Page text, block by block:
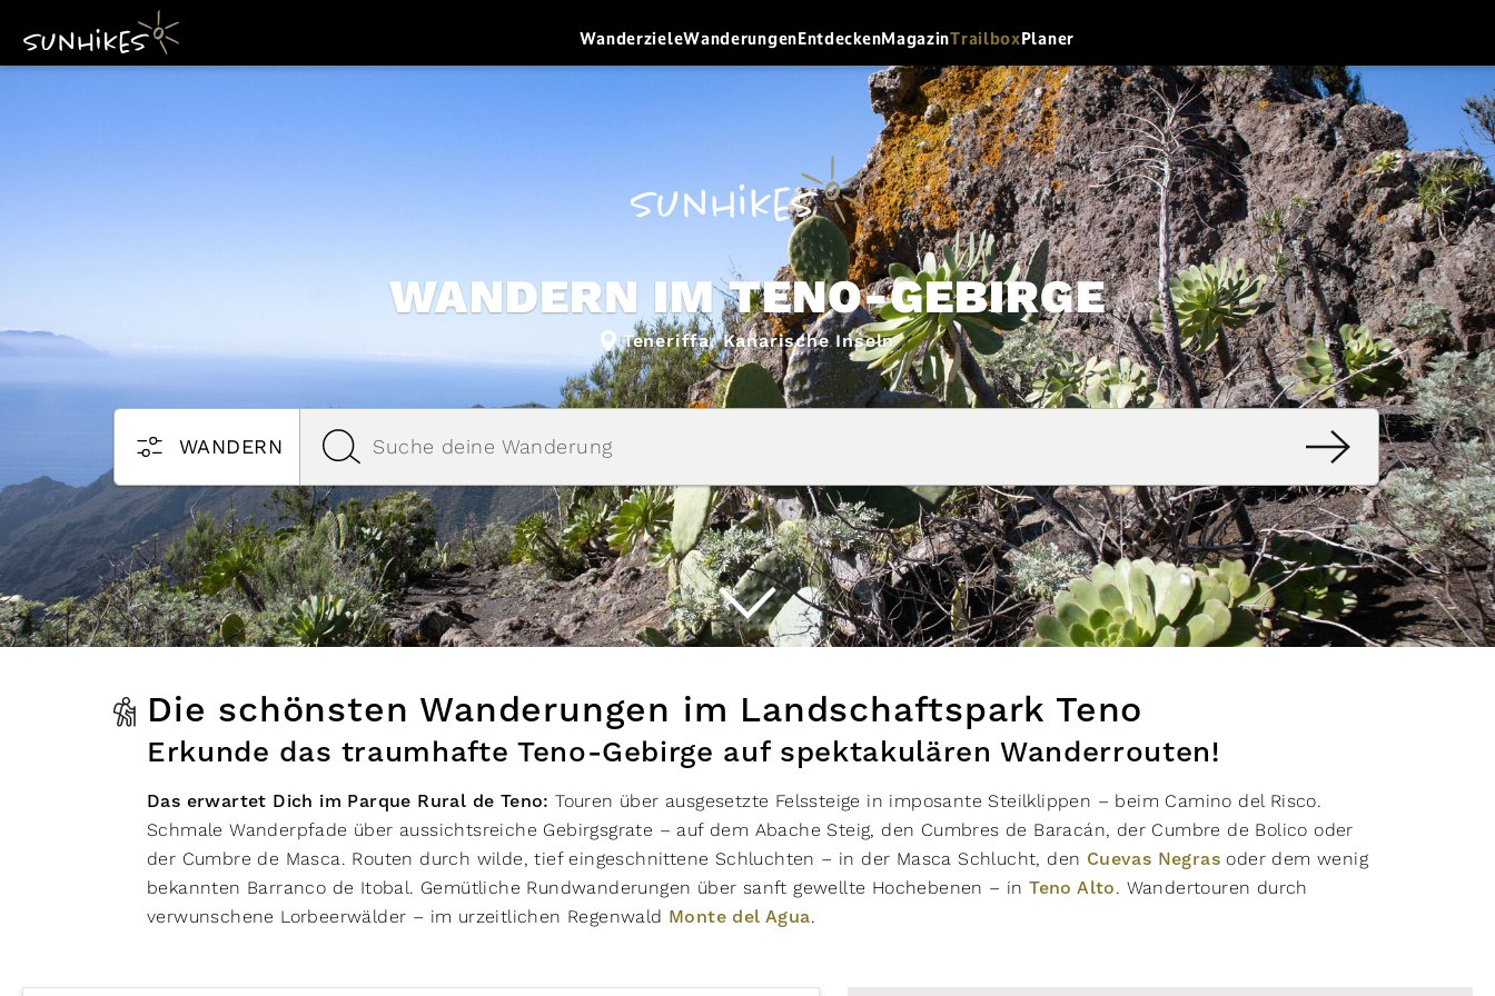
WanderzieleWanderungenEntdeckenMagazinTrailboxPlaner
WANDERN IM TENO-GEBIRGE
Teneriffa, Kanarische Inseln
WANDERN Suche deine Wanderung
Distanz km
Höhenmeter
Schwierigkeit
leicht moderat schwer
Eigenschaften
schwindelfrei trittsicher
vorwiegend Pfade leicht zu folgen
gute Grundkondition guter Orientierungssinn
kinderfreundlich
Routentyp
Hin- und Zurück
Rundwanderung
Ø Auslastung
stark moderat gering
Die schönsten Wanderungen im Landschaftspark Teno
Erkunde das traumhafte Teno-Gebirge auf spektakulären Wanderrouten!
Das erwartet Dich im Parque Rural de Teno: Touren über ausgesetzte Felssteige in imposante Steilklippen – beim Camino del Risco.
Schmale Wanderpfade über aussichtsreiche Gebirgsgrate – auf dem Abache Steig, den Cumbres de Baracán, der Cumbre de Bolico oder
der Cumbre de Masca. Routen durch wilde, tief eingeschnittene Schluchten – in der Masca Schlucht, den Cuevas Negras oder dem wenig
bekannten Barranco de Itobal. Gemütliche Rundwanderungen über sanft gewellte Hochebenen – inTeno Alto. Wandertouren durch
verwunschene Lorbeerwälder – im urzeitlichen Regenwald Monte del Agua.